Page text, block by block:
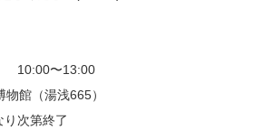
10:00〜13:00
館（湯浅665）
次第終了